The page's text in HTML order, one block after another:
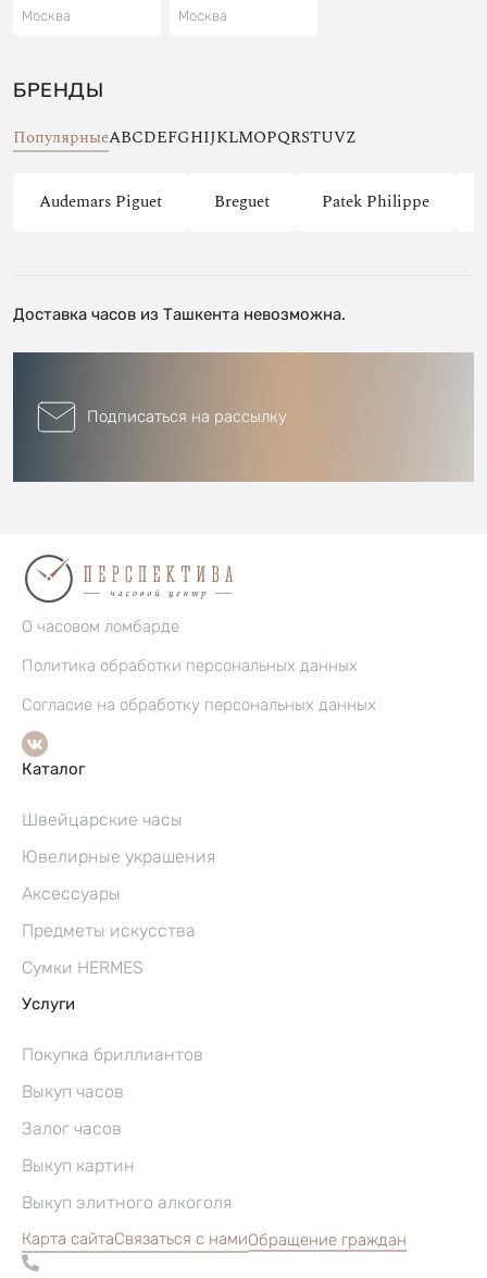
Москва Москва
БРЕНДЫ
ПопулярныеABCDEFGHIJKLMOPQRSTUVZ
Audemars Piguet Breguet Patek Philippe
Доставка часов из Ташкента невозможна.
Подписаться на рассылку
О часовом ломбарде
Политика обработки персональных данных
Согласие на обработку персональных данных
Каталог
Швейцарские часы
Ювелирные украшения
Аксессуары
Предметы искусства
Сумки HERMES
Услуги
Покупка бриллиантов
Выкуп часов
Залог часов
Выкуп картин
Выкуп элитного алкоголя
Карта сайтаСвязаться с намиОбращение граждан